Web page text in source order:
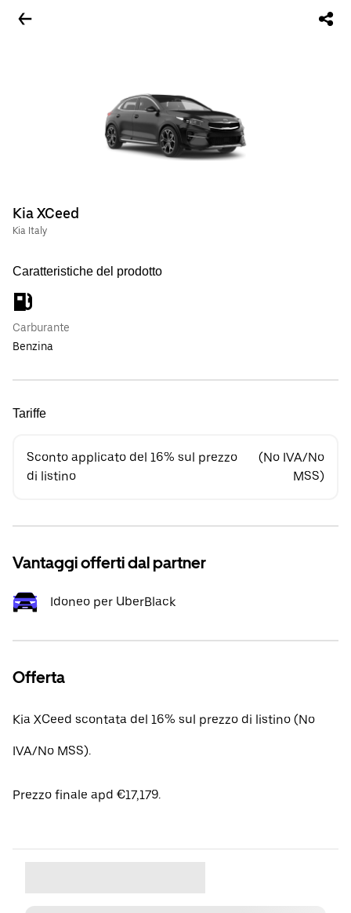
Kia XCeed
Kia Italy
Caratteristiche del prodotto
Carburante
Benzina
Tariffe
Sconto applicato del 16% sul prezzo
di listino
(No IVA/No
MSS)
Vantaggi offerti dal partner
Idoneo per UberBlack
Offerta
Kia XCeed scontata del 16% sul prezzo di listino (No
IVA/No MSS).
Prezzo finale apd €17,179.